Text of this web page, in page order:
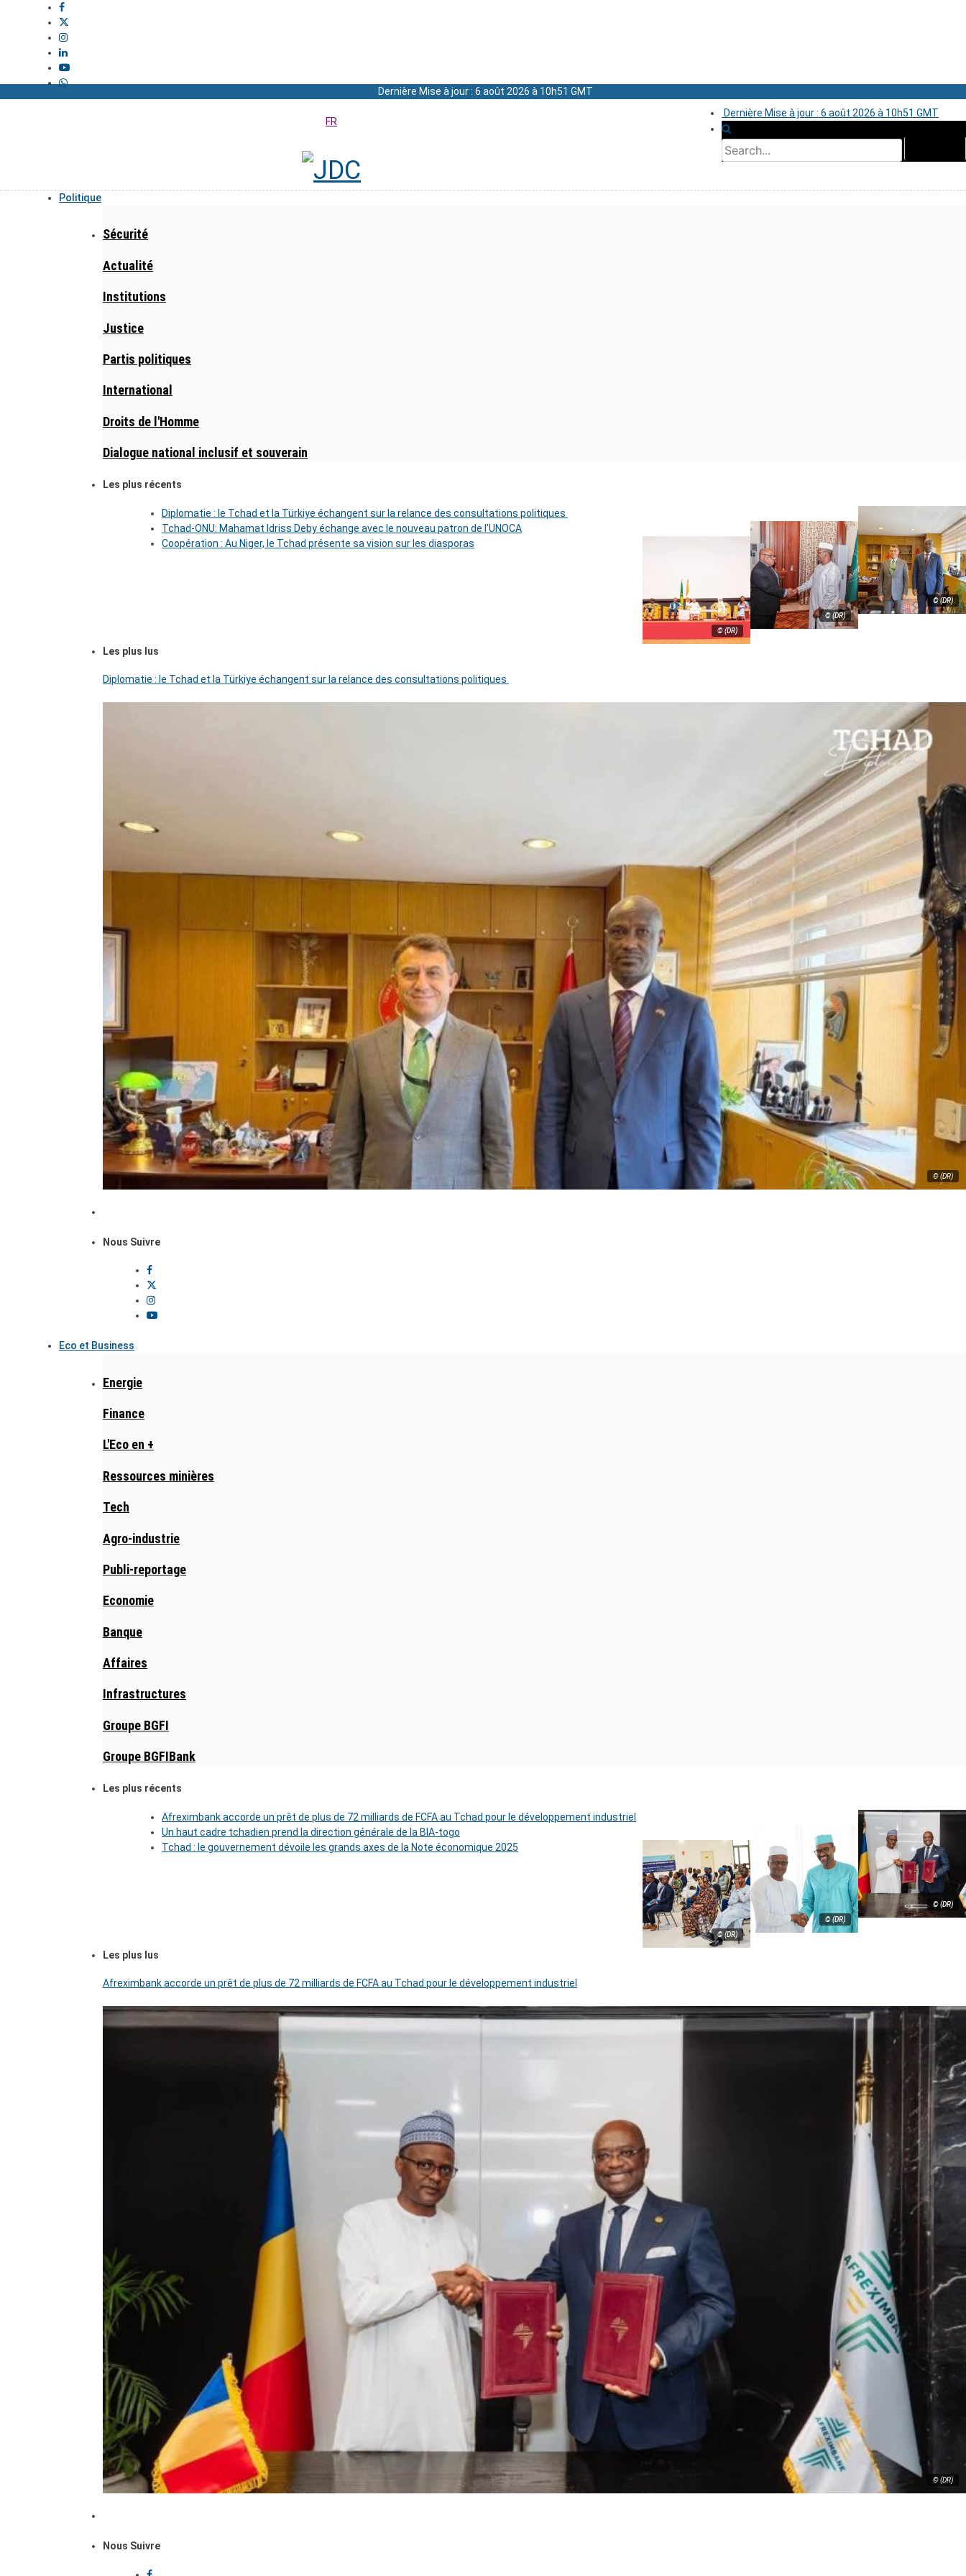
Dernière Mise à jour : 6 août 2026 à 10h51 GMT
Dernière Mise à jour : 6 août 2026 à 10h51 GMT
FR
Politique
Sécurité
Actualité
Institutions
Justice
Partis politiques
International
Droits de l'Homme
Dialogue national inclusif et souverain
Les plus récents
© (DR)
Diplomatie : le Tchad et la Türkiye échangent sur la relance des consultations politiques
© (DR)
Tchad-ONU: Mahamat Idriss Deby échange avec le nouveau patron de l’UNOCA
© (DR)
Coopération : Au Niger, le Tchad présente sa vision sur les diasporas
Les plus lus
Diplomatie : le Tchad et la Türkiye échangent sur la relance des consultations politiques
© (DR)
Nous Suivre
Eco et Business
Energie
Finance
L'Eco en +
Ressources minières
Tech
Agro-industrie
Publi-reportage
Economie
Banque
Affaires
Infrastructures
Groupe BGFI
Groupe BGFIBank
Les plus récents
© (DR)
Afreximbank accorde un prêt de plus de 72 milliards de FCFA au Tchad pour le développement industriel
© (DR)
Un haut cadre tchadien prend la direction générale de la BIA-togo
© (DR)
Tchad : le gouvernement dévoile les grands axes de la Note économique 2025
Les plus lus
Afreximbank accorde un prêt de plus de 72 milliards de FCFA au Tchad pour le développement industriel
© (DR)
Nous Suivre